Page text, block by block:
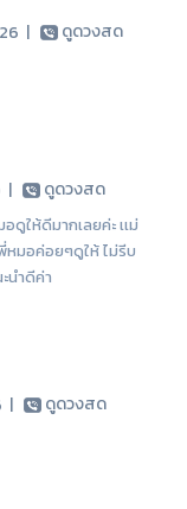
| ดูดวงสด
| ดูดวงสด
ดูให้ดีมากเลยค่ะ เเม่
หมอค่อยๆดูให้ ไม่รีบ
นำดีค่า
| ดูดวงสด